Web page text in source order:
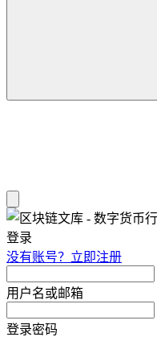
登录
没有账号？立即注册
用户名或邮箱
登录密码